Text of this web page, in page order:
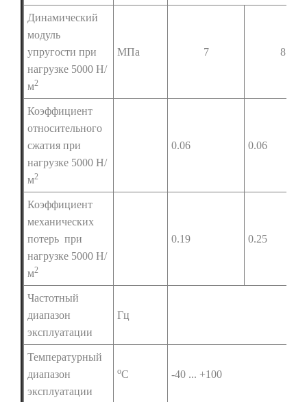
Динамический
модуль
упругости при
нагрузке 5000 Н/
м2
МПа 7 8
Коэффициент
относительного
сжатия при
нагрузке 5000 Н/
м2
0.06 0.06
Коэффициент
механических
потерь при
нагрузке 5000 Н/
м2
0.19 0.25
Частотный
диапазон
эксплуатации
Гц
Температурный
диапазон
эксплуатации
оС -40 ... +100